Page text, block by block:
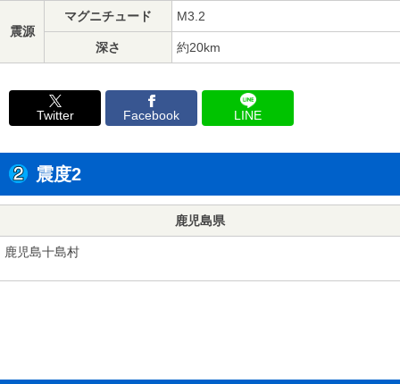
震源
マグニチュード M3.2
深さ 約20km
Twitter Facebook LINE
震度2
鹿児島県
鹿児島十島村